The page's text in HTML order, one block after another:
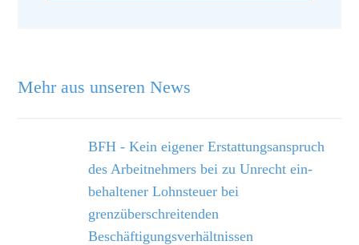
Mehr aus unseren News
BFH - Kein eigener Erstattungsanspruch
des Arbeitnehmers bei zu Unrecht ein­
behaltener Lohnsteuer bei
grenzüberschreitenden
Beschäftigungsverhältnissen